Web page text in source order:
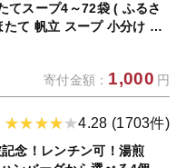
てスープ4～72袋 ( ふるさ
て 帆立 スープ 小分け 即
)
寄付金額： 1,000 円
4.28 (1703件)
念！レンチン可！湯煎